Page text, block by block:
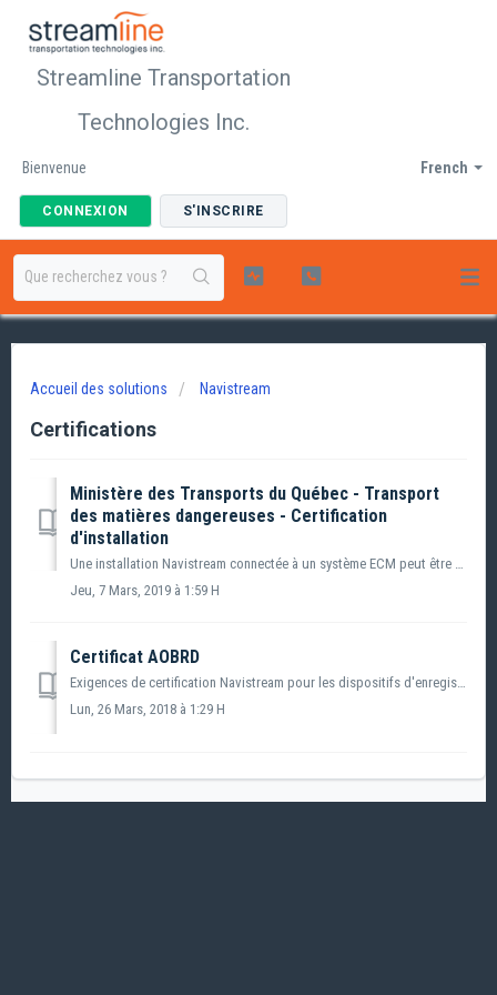
Streamline Transportation
Technologies Inc.
French
Bienvenue
CONNEXION S'INSCRIRE
Accueil des solutions Navistream
Certifications
Ministère des Transports du Québec - Transport
des matières dangereuses - Certification
d'installation
Une installation Navistream connectée à un système ECM peut être utilisée pour répondre aux exigences suivantes du ministère des Transports du Québec - Règl...
Jeu, 7 Mars, 2019 à 1:59 H
Certificat AOBRD
Exigences de certification Navistream pour les dispositifs d'enregistrement automatique embarqués conformément au Règlement 49 CFR 395.15 de la Federal ...
Lun, 26 Mars, 2018 à 1:29 H